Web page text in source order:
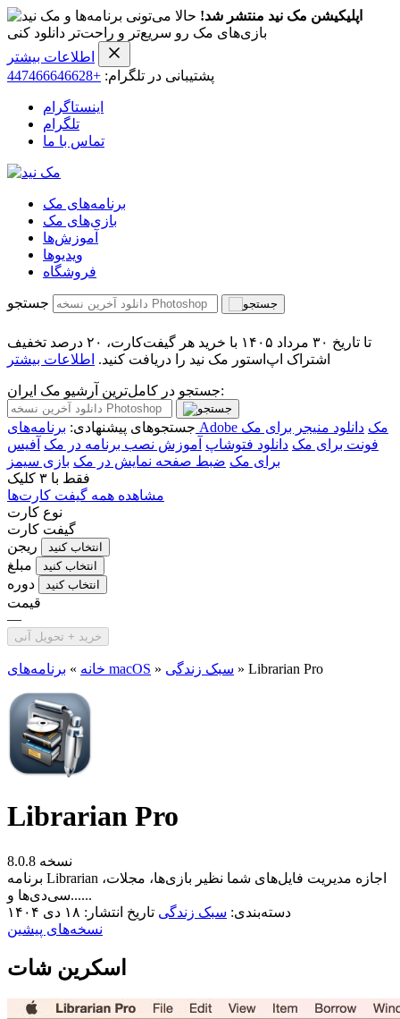
اپلیکیشن مک نید منتشر شد! حالا می‌تونی برنامه‌ها و
بازی‌های مک رو سریع‌تر و راحت‌تر دانلود کنی
اطلاعات بیشتر
پشتیبانی در تلگرام: +447466646628
اینستاگرام
تلگرام
تماس با ما
برنامه‌های مک
بازی‌های مک
آموزش‌ها
ویدیو‌ها
فروشگاه
جستجو
تا تاریخ ۳۰ مرداد ۱۴۰۵ با خرید هر گیفت‌کارت، ۲۰ درصد تخفیف
اشتراک اپ‌استور مک نید را دریافت کنید. اطلاعات بیشتر
جستجو در کامل‌ترین آرشیو مک ایران:
جستجوهای پیشنهادی: برنامه‌های Adobe مک دانلود منیجر برای مک
فونت برای مک دانلود فتوشاپ آموزش نصب برنامه در مک آفیس
برای مک ضبط صفحه نمایش در مک بازی سیمز
فقط با ۳ کلیک
مشاهده همه گیفت کارت‌ها
نوع کارت
گیفت کارت
ریجن
انتخاب کنید
مبلغ انتخاب کنید
دوره انتخاب کنید
قیمت
—
خرید + تحویل آنی
خانه » برنامه‌های macOS » سبک زندگی » Librarian Pro
Librarian Pro
نسخه 8.0.8
برنامه Librarian اجازه مدیریت فایل‌های شما نظیر بازی‌ها، مجلات،
سی‌دی‌ها و......
دسته‌بندی: سبک زندگی تاریخ انتشار: ۱۸ دی ۱۴۰۴
نسخه‌های پیشین
اسکرین شات